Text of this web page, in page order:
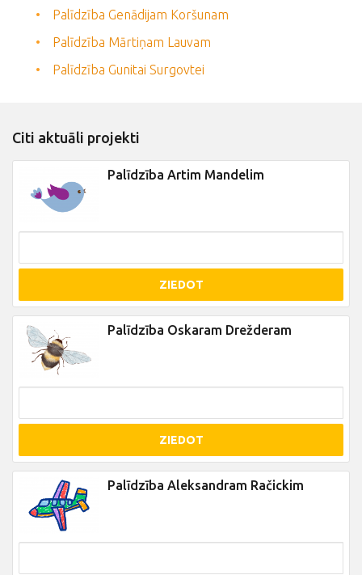
Palīdzība Genādijam Koršunam
Palīdzība Mārtiņam Lauvam
Palīdzība Gunitai Surgovtei
Citi aktuāli projekti
Palīdzība Artim Mandelim
ZIEDOT
Palīdzība Oskaram Drežderam
ZIEDOT
Palīdzība Aleksandram Račickim